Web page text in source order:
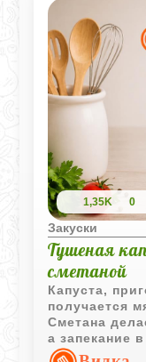
1,35K 0
Закуски
Тушеная
сметаной
Капуста,
получается
Сметана
а запекание
домашний